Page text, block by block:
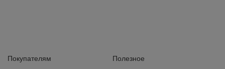
Покупателям
Полезное